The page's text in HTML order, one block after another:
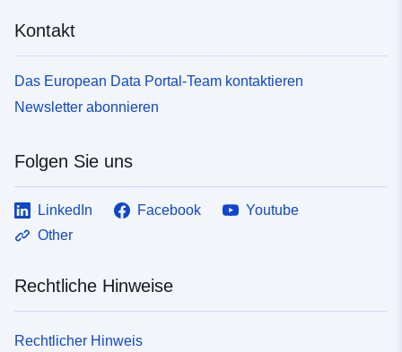
Kontakt
Das European Data Portal-Team kontaktieren
Newsletter abonnieren
Folgen Sie uns
LinkedIn Facebook
Youtube
Other
Rechtliche Hinweise
Rechtlicher Hinweis